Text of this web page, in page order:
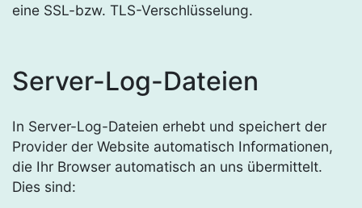
eine SSL-bzw. TLS-Verschlüsselung.
Server-Log-Dateien
In Server-Log-Dateien erhebt und speichert der
Provider der Website automatisch Informationen,
die Ihr Browser automatisch an uns übermittelt.
Dies sind: